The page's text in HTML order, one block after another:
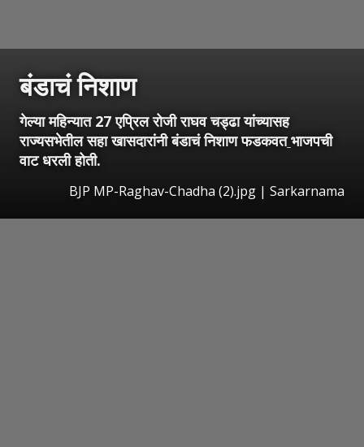
बंडाचं निशाण
गेल्या महिन्यात 27 एप्रिल रोजी राघव चड्ढा यांच्यासह
राज्यसभेतील सहा खासदारांनी बंडाचं निशाण फडकवत भाजपची
वाट धरली होती.
BJP MP-Raghav-Chadha (2).jpg | Sarkarnama